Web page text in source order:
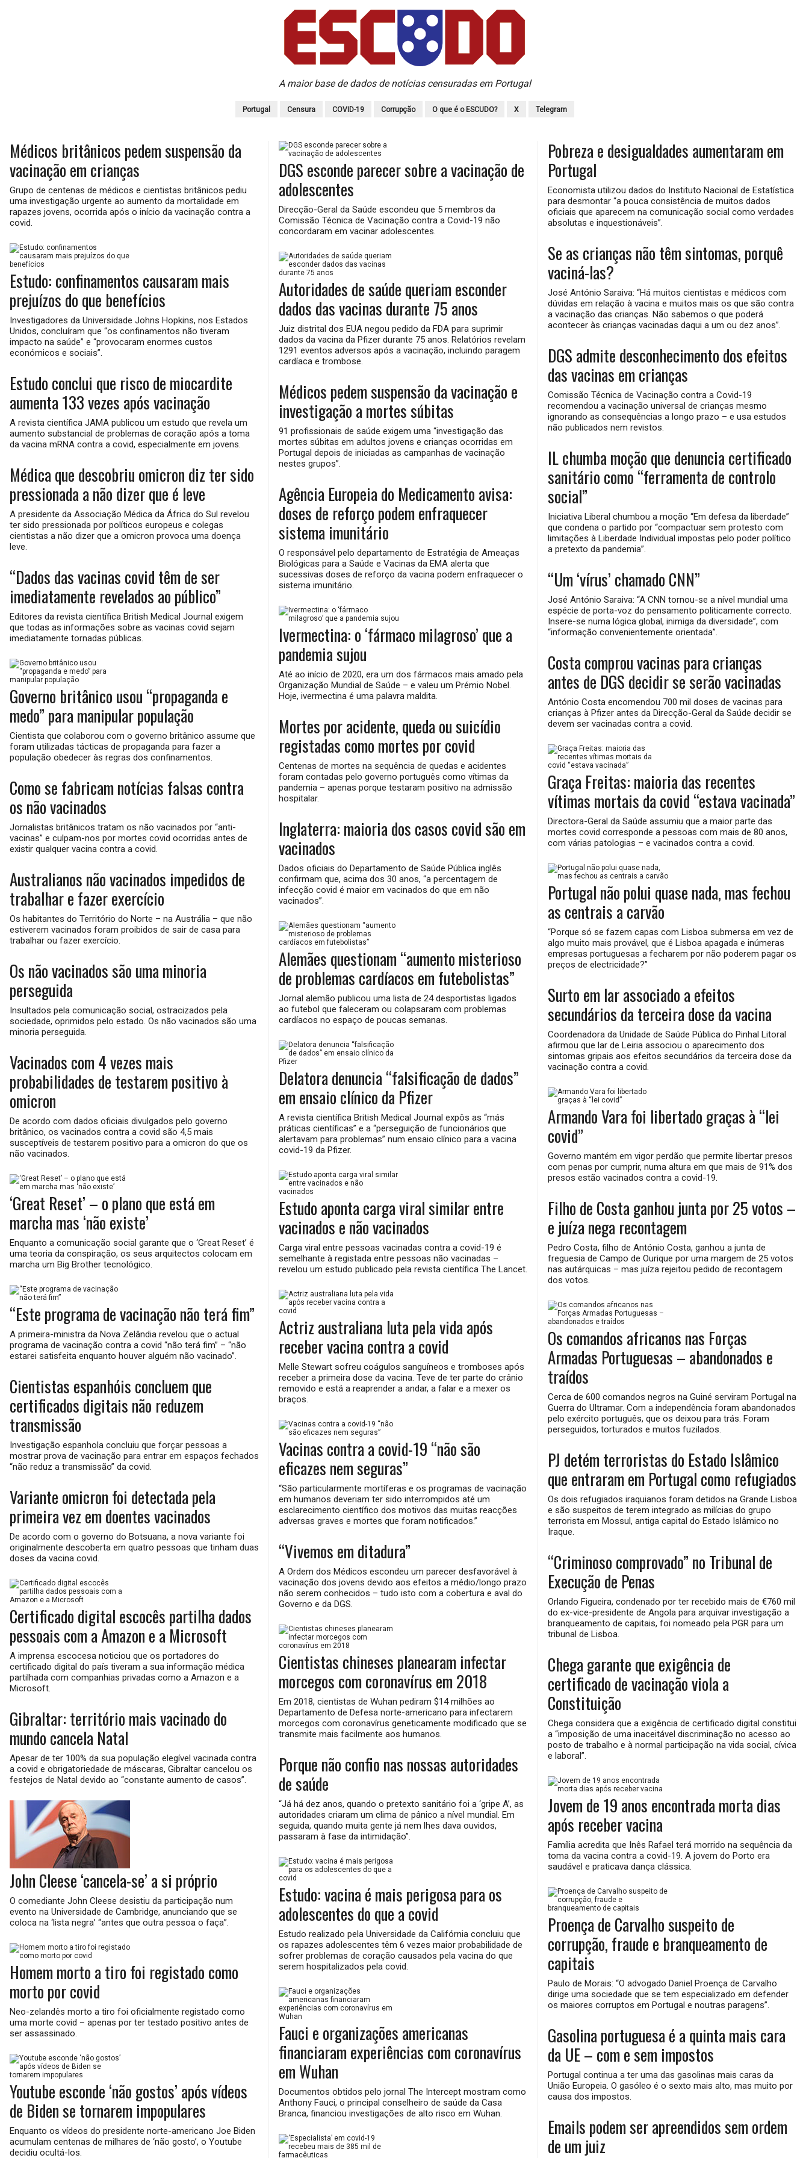
A maior base de dados de notícias censuradas em Portugal
Portugal Censura COVID-19 Corrupção O que é o ESCUDO? X Telegram
Médicos britânicos pedem suspensão da
vacinação em crianças
Grupo de centenas de médicos e cientistas britânicos pediu
uma investigação urgente ao aumento da mortalidade em
rapazes jovens, ocorrida após o início da vacinação contra a
covid.
Estudo: confinamentos causaram mais
prejuízos do que benefícios
Investigadores da Universidade Johns Hopkins, nos Estados
Unidos, concluíram que “os confinamentos não tiveram
impacto na saúde” e “provocaram enormes custos
económicos e sociais”.
Estudo conclui que risco de miocardite
aumenta 133 vezes após vacinação
A revista científica JAMA publicou um estudo que revela um
aumento substancial de problemas de coração após a toma
da vacina mRNA contra a covid, especialmente em jovens.
Médica que descobriu omicron diz ter sido
pressionada a não dizer que é leve
A presidente da Associação Médica da África do Sul revelou
ter sido pressionada por políticos europeus e colegas
cientistas a não dizer que a omicron provoca uma doença
leve.
“Dados das vacinas covid têm de ser
imediatamente revelados ao público”
Editores da revista científica British Medical Journal exigem
que todas as informações sobre as vacinas covid sejam
imediatamente tornadas públicas.
Governo britânico usou “propaganda e
medo” para manipular população
Cientista que colaborou com o governo britânico assume que
foram utilizadas tácticas de propaganda para fazer a
população obedecer às regras dos confinamentos.
Como se fabricam notícias falsas contra
os não vacinados
Jornalistas britânicos tratam os não vacinados por “anti-
vacinas” e culpam-nos por mortes covid ocorridas antes de
existir qualquer vacina contra a covid.
Australianos não vacinados impedidos de
trabalhar e fazer exercício
Os habitantes do Território do Norte – na Austrália – que não
estiverem vacinados foram proibidos de sair de casa para
trabalhar ou fazer exercício.
Os não vacinados são uma minoria
perseguida
Insultados pela comunicação social, ostracizados pela
sociedade, oprimidos pelo estado. Os não vacinados são uma
minoria perseguida.
Vacinados com 4 vezes mais
probabilidades de testarem positivo à
omicron
De acordo com dados oficiais divulgados pelo governo
britânico, os vacinados contra a covid são 4,5 mais
susceptíveis de testarem positivo para a omicron do que os
não vacinados.
‘Great Reset’ – o plano que está em
marcha mas ‘não existe’
Enquanto a comunicação social garante que o ‘Great Reset’ é
uma teoria da conspiração, os seus arquitectos colocam em
marcha um Big Brother tecnológico.
“Este programa de vacinação não terá fim”
A primeira-ministra da Nova Zelândia revelou que o actual
programa de vacinação contra a covid “não terá fim” – “não
estarei satisfeita enquanto houver alguém não vacinado”.
Cientistas espanhóis concluem que
certificados digitais não reduzem
transmissão
Investigação espanhola concluiu que forçar pessoas a
mostrar prova de vacinação para entrar em espaços fechados
“não reduz a transmissão” da covid.
Variante omicron foi detectada pela
primeira vez em doentes vacinados
De acordo com o governo do Botsuana, a nova variante foi
originalmente descoberta em quatro pessoas que tinham duas
doses da vacina covid.
Certificado digital escocês partilha dados
pessoais com a Amazon e a Microsoft
A imprensa escocesa noticiou que os portadores do
certificado digital do país tiveram a sua informação médica
partilhada com companhias privadas como a Amazon e a
Microsoft.
Gibraltar: território mais vacinado do
mundo cancela Natal
Apesar de ter 100% da sua população elegível vacinada contra
a covid e obrigatoriedade de máscaras, Gibraltar cancelou os
festejos de Natal devido ao “constante aumento de casos”.
John Cleese ‘cancela-se’ a si próprio
O comediante John Cleese desistiu da participação num
evento na Universidade de Cambridge, anunciando que se
coloca na ‘lista negra’ “antes que outra pessoa o faça”.
Homem morto a tiro foi registado como
morto por covid
Neo-zelandês morto a tiro foi oficialmente registado como
uma morte covid – apenas por ter testado positivo antes de
ser assassinado.
Youtube esconde ‘não gostos’ após vídeos
de Biden se tornarem impopulares
Enquanto os vídeos do presidente norte-americano Joe Biden
acumulam centenas de milhares de ‘não gosto’, o Youtube
decidiu ocultá-los.
DGS esconde parecer sobre a vacinação de
adolescentes
Direcção-Geral da Saúde escondeu que 5 membros da
Comissão Técnica de Vacinação contra a Covid-19 não
concordaram em vacinar adolescentes.
Autoridades de saúde queriam esconder
dados das vacinas durante 75 anos
Juiz distrital dos EUA negou pedido da FDA para suprimir
dados da vacina da Pfizer durante 75 anos. Relatórios revelam
1291 eventos adversos após a vacinação, incluindo paragem
cardíaca e trombose.
Médicos pedem suspensão da vacinação e
investigação a mortes súbitas
91 profissionais de saúde exigem uma “investigação das
mortes súbitas em adultos jovens e crianças ocorridas em
Portugal depois de iniciadas as campanhas de vacinação
nestes grupos”.
Agência Europeia do Medicamento avisa:
doses de reforço podem enfraquecer
sistema imunitário
O responsável pelo departamento de Estratégia de Ameaças
Biológicas para a Saúde e Vacinas da EMA alerta que
sucessivas doses de reforço da vacina podem enfraquecer o
sistema imunitário.
Ivermectina: o ‘fármaco milagroso’ que a
pandemia sujou
Até ao início de 2020, era um dos fármacos mais amado pela
Organização Mundial de Saúde – e valeu um Prémio Nobel.
Hoje, ivermectina é uma palavra maldita.
Mortes por acidente, queda ou suicídio
registadas como mortes por covid
Centenas de mortes na sequência de quedas e acidentes
foram contadas pelo governo português como vítimas da
pandemia – apenas porque testaram positivo na admissão
hospitalar.
Inglaterra: maioria dos casos covid são em
vacinados
Dados oficiais do Departamento de Saúde Pública inglês
confirmam que, acima dos 30 anos, “a percentagem de
infecção covid é maior em vacinados do que em não
vacinados”.
Alemães questionam “aumento misterioso
de problemas cardíacos em futebolistas”
Jornal alemão publicou uma lista de 24 desportistas ligados
ao futebol que faleceram ou colapsaram com problemas
cardíacos no espaço de poucas semanas.
Delatora denuncia “falsificação de dados”
em ensaio clínico da Pfizer
A revista científica British Medical Journal expôs as “más
práticas científicas” e a “perseguição de funcionários que
alertavam para problemas” num ensaio clínico para a vacina
covid-19 da Pfizer.
Estudo aponta carga viral similar entre
vacinados e não vacinados
Carga viral entre pessoas vacinadas contra a covid-19 é
semelhante à registada entre pessoas não vacinadas –
revelou um estudo publicado pela revista científica The Lancet.
Actriz australiana luta pela vida após
receber vacina contra a covid
Melle Stewart sofreu coágulos sanguíneos e tromboses após
receber a primeira dose da vacina. Teve de ter parte do crânio
removido e está a reaprender a andar, a falar e a mexer os
braços.
Vacinas contra a covid-19 “não são
eficazes nem seguras”
“São particularmente mortíferas e os programas de vacinação
em humanos deveriam ter sido interrompidos até um
esclarecimento científico dos motivos das muitas reacções
adversas graves e mortes que foram notificados.”
“Vivemos em ditadura”
A Ordem dos Médicos escondeu um parecer desfavorável à
vacinação dos jovens devido aos efeitos a médio/longo prazo
não serem conhecidos – tudo isto com a cobertura e aval do
Governo e da DGS.
Cientistas chineses planearam infectar
morcegos com coronavírus em 2018
Em 2018, cientistas de Wuhan pediram $14 milhões ao
Departamento de Defesa norte-americano para infectarem
morcegos com coronavírus geneticamente modificado que se
transmite mais facilmente aos humanos.
Porque não confio nas nossas autoridades
de saúde
“Já há dez anos, quando o pretexto sanitário foi a ‘gripe A’, as
autoridades criaram um clima de pânico a nível mundial. Em
seguida, quando muita gente já nem lhes dava ouvidos,
passaram à fase da intimidação”.
Estudo: vacina é mais perigosa para os
adolescentes do que a covid
Estudo realizado pela Universidade da Califórnia concluiu que
os rapazes adolescentes têm 6 vezes maior probabilidade de
sofrer problemas de coração causados pela vacina do que
serem hospitalizados pela covid.
Fauci e organizações americanas
financiaram experiências com coronavírus
em Wuhan
Documentos obtidos pelo jornal The Intercept mostram como
Anthony Fauci, o principal conselheiro de saúde da Casa
Branca, financiou investigações de alto risco em Wuhan.
Pobreza e desigualdades aumentaram em
Portugal
Economista utilizou dados do Instituto Nacional de Estatística
para desmontar “a pouca consistência de muitos dados
oficiais que aparecem na comunicação social como verdades
absolutas e inquestionáveis”.
Se as crianças não têm sintomas, porquê
vaciná-las?
José António Saraiva: “Há muitos cientistas e médicos com
dúvidas em relação à vacina e muitos mais os que são contra
a vacinação das crianças. Não sabemos o que poderá
acontecer às crianças vacinadas daqui a um ou dez anos”.
DGS admite desconhecimento dos efeitos
das vacinas em crianças
Comissão Técnica de Vacinação contra a Covid-19
recomendou a vacinação universal de crianças mesmo
ignorando as consequências a longo prazo – e usa estudos
não publicados nem revistos.
IL chumba moção que denuncia certificado
sanitário como “ferramenta de controlo
social”
Iniciativa Liberal chumbou a moção “Em defesa da liberdade”
que condena o partido por “compactuar sem protesto com
limitações à Liberdade Individual impostas pelo poder político
a pretexto da pandemia”.
“Um ‘vírus’ chamado CNN”
José António Saraiva: “A CNN tornou-se a nível mundial uma
espécie de porta-voz do pensamento politicamente correcto.
Insere-se numa lógica global, inimiga da diversidade”, com
“informação convenientemente orientada”.
Costa comprou vacinas para crianças
antes de DGS decidir se serão vacinadas
António Costa encomendou 700 mil doses de vacinas para
crianças à Pfizer antes da Direcção-Geral da Saúde decidir se
devem ser vacinadas contra a covid.
Graça Freitas: maioria das recentes
vítimas mortais da covid “estava vacinada”
Directora-Geral da Saúde assumiu que a maior parte das
mortes covid corresponde a pessoas com mais de 80 anos,
com várias patologias – e vacinados contra a covid.
Portugal não polui quase nada, mas fechou
as centrais a carvão
“Porque só se fazem capas com Lisboa submersa em vez de
algo muito mais provável, que é Lisboa apagada e inúmeras
empresas portuguesas a fecharem por não poderem pagar os
preços de electricidade?”
Surto em lar associado a efeitos
secundários da terceira dose da vacina
Coordenadora da Unidade de Saúde Pública do Pinhal Litoral
afirmou que lar de Leiria associou o aparecimento dos
sintomas gripais aos efeitos secundários da terceira dose da
vacinação contra a covid.
Armando Vara foi libertado graças à “lei
covid”
Governo mantém em vigor perdão que permite libertar presos
com penas por cumprir, numa altura em que mais de 91% dos
presos estão vacinados contra a covid-19.
Filho de Costa ganhou junta por 25 votos –
e juíza nega recontagem
Pedro Costa, filho de António Costa, ganhou a junta de
freguesia de Campo de Ourique por uma margem de 25 votos
nas autárquicas – mas juíza rejeitou pedido de recontagem
dos votos.
Os comandos africanos nas Forças
Armadas Portuguesas – abandonados e
traídos
Cerca de 600 comandos negros na Guiné serviram Portugal na
Guerra do Ultramar. Com a independência foram abandonados
pelo exército português, que os deixou para trás. Foram
perseguidos, torturados e muitos fuzilados.
PJ detém terroristas do Estado Islâmico
que entraram em Portugal como refugiados
Os dois refugiados iraquianos foram detidos na Grande Lisboa
e são suspeitos de terem integrado as milícias do grupo
terrorista em Mossul, antiga capital do Estado Islâmico no
Iraque.
“Criminoso comprovado” no Tribunal de
Execução de Penas
Orlando Figueira, condenado por ter recebido mais de €760 mil
do ex-vice-presidente de Angola para arquivar investigação a
branqueamento de capitais, foi nomeado pela PGR para um
tribunal de Lisboa.
Chega garante que exigência de
certificado de vacinação viola a
Constituição
Chega considera que a exigência de certificado digital constitui
a “imposição de uma inaceitável discriminação no acesso ao
posto de trabalho e à normal participação na vida social, cívica
e laboral”.
Jovem de 19 anos encontrada morta dias
após receber vacina
Família acredita que Inês Rafael terá morrido na sequência da
toma da vacina contra a covid-19. A jovem do Porto era
saudável e praticava dança clássica.
Proença de Carvalho suspeito de
corrupção, fraude e branqueamento de
capitais
Paulo de Morais: “O advogado Daniel Proença de Carvalho
dirige uma sociedade que se tem especializado em defender
os maiores corruptos em Portugal e noutras paragens”.
Gasolina portuguesa é a quinta mais cara
da UE – com e sem impostos
Portugal continua a ter uma das gasolinas mais caras da
União Europeia. O gasóleo é o sexto mais alto, mas muito por
causa dos impostos.
Emails podem ser apreendidos sem ordem
de um juiz